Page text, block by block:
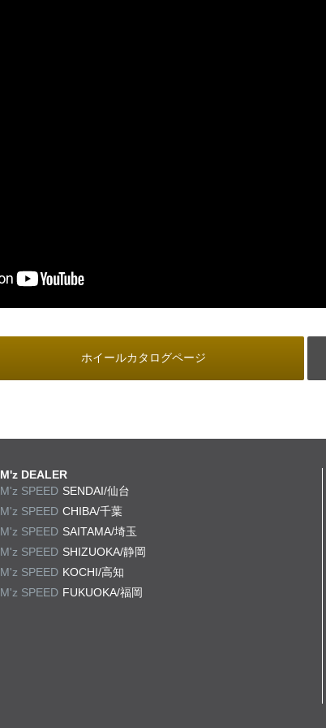
ホイールカタログページ
M'z DEALER
M'z SPEED SENDAI/仙台
M'z SPEED CHIBA/千葉
M'z SPEED SAITAMA/埼玉
M'z SPEED SHIZUOKA/静岡
M'z SPEED KOCHI/高知
M'z SPEED FUKUOKA/福岡